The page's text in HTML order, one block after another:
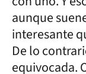
aunque
interesante
De lo
equivocada.